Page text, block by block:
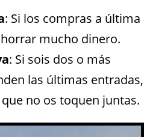
: Si los compras a última
mucho dinero.
: Si sois dos o más
las últimas entradas,
no os toquen juntas.